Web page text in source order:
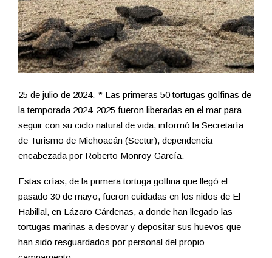
25 de julio de 2024.-* Las primeras 50 tortugas golfinas de
la temporada 2024-2025 fueron liberadas en el mar para
seguir con su ciclo natural de vida, informó la Secretaría
de Turismo de Michoacán (Sectur), dependencia
encabezada por Roberto Monroy García.
Estas crías, de la primera tortuga golfina que llegó el
pasado 30 de mayo, fueron cuidadas en los nidos de El
Habillal, en Lázaro Cárdenas, a donde han llegado las
tortugas marinas a desovar y depositar sus huevos que
han sido resguardados por personal del propio